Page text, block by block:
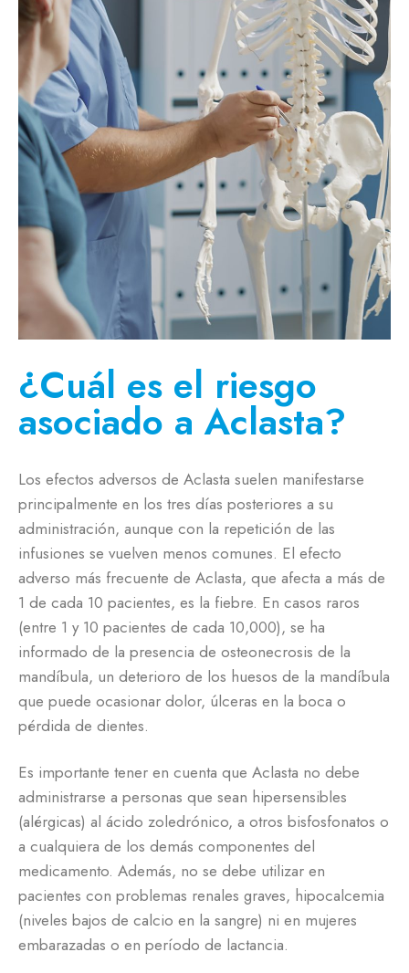
¿Cuál es el riesgo
asociado a Aclasta?
Los efectos adversos de Aclasta suelen manifestarse
principalmente en los tres días posteriores a su
administración, aunque con la repetición de las
infusiones se vuelven menos comunes. El efecto
adverso más frecuente de Aclasta, que afecta a más de
1 de cada 10 pacientes, es la fiebre. En casos raros
(entre 1 y 10 pacientes de cada 10,000), se ha
informado de la presencia de osteonecrosis de la
mandíbula, un deterioro de los huesos de la mandíbula
que puede ocasionar dolor, úlceras en la boca o
pérdida de dientes.
Es importante tener en cuenta que Aclasta no debe
administrarse a personas que sean hipersensibles
(alérgicas) al ácido zoledrónico, a otros bisfosfonatos o
a cualquiera de los demás componentes del
medicamento. Además, no se debe utilizar en
pacientes con problemas renales graves, hipocalcemia
(niveles bajos de calcio en la sangre) ni en mujeres
embarazadas o en período de lactancia.